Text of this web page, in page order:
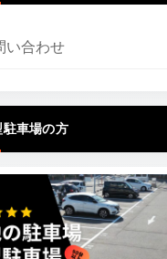
い合わせ
駐車場の方